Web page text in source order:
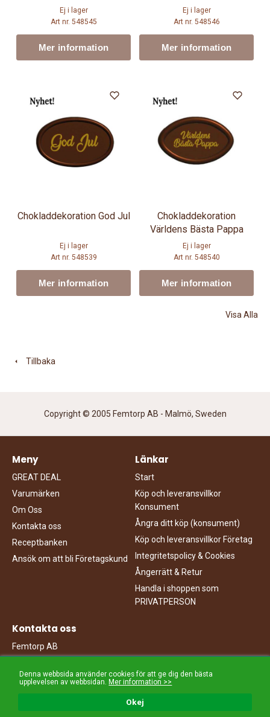
Okej
Denna webbsida använder cookies för att ge dig den bästa
upplevelsen av webbsidan.Mer information >>
Ej i lager
Art nr. 548545
Mer information
Ej i lager
Art nr. 548546
Mer information
Chokladdekoration God Jul
Ej i lager
Art nr. 548539
Mer information
Chokladdekoration
Världens Bästa Pappa
Ej i lager
Art nr. 548540
Mer information
Visa Alla
Tillbaka
Copyright © 2005 Femtorp AB - Malmö, Sweden
Meny
GREAT DEAL
Varumärken
Om Oss
Kontakta oss
Receptbanken
Ansök om att bli Företagskund
Länkar
Start
Köp och leveransvillkor
Konsument
Ångra ditt köp (konsument)
Köp och leveransvillkor Företag
Integritetspolicy & Cookies
Ångerrätt & Retur
Handla i shoppen som
PRIVATPERSON
Kontakta oss
Femtorp AB
Travbanegatan 3
213 77 Malmö
040-949000